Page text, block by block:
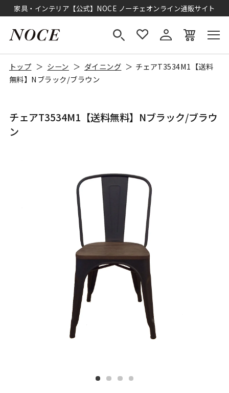
家具・インテリア【公式】NOCE ノーチェオンライン通販サイト
トップ シーン ダイニング
チェアT3534M1【送料
無料】Nブラック/ブラウン
チェアT3534M1【送料無料】Nブラック/ブラウ
ン